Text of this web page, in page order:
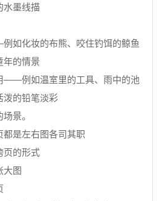
水墨线描
如化妆的布熊、咬住钓饵的鲸鱼
的情景
——例如温室里的工具、雨中的池
泼的铅笔淡彩
景。
是左右图各司其职
页的形式
大图